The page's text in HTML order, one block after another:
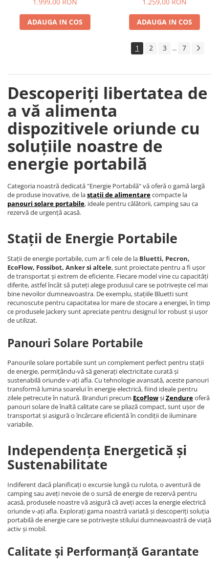
ADAUGA IN COS ADAUGA IN COS
1 2 3 ... 7
Descoperiți libertatea de
a vă alimenta
dispozitivele oriunde cu
soluțiile noastre de
energie portabilă
Categoria noastră dedicată "Energie Portabilă" vă oferă o gamă largă
de produse inovative, de lastații de alimentarecompacte la
panouri solare portabile, ideale pentru călătorii, camping sau ca
rezervă de urgență acasă.
Stații de Energie Portabile
Stații de energie portabile, cum ar fi cele de la Bluetti, Pecron,
EcoFlow, Fossibot, Anker si altele, sunt proiectate pentru a fi ușor
de transportat și extrem de eficiente. Fiecare model vine cu capacități
diferite, astfel încât să puteți alege produsul care se potrivește cel mai
bine nevoilor dumneavoastra. De exemplu, stațiile Bluetti sunt
recunoscute pentru capacitatea lor mare de stocare a energiei, în timp
ce produsele Jackery sunt apreciate pentru designul lor robust și ușor
de utilizat.
Panouri Solare Portabile
Panourile solare portabile sunt un complement perfect pentru stații
de energie, permițându-vă să generați electricitate curată și
sustenabilă oriunde v-ați afla. Cu tehnologie avansată, aceste panouri
transformă lumina soarelui în energie electrică, fiind ideale pentru
zilele petrecute în natură. Branduri precum EcoFlowșiZendureoferă
panouri solare de înaltă calitate care se pliază compact, sunt ușor de
transportat și asigură o încărcare eficientă în condiții de iluminare
variabile.
Independența Energetică și
Sustenabilitate
Indiferent dacă planificați o excursie lungă cu rulota, o aventură de
camping sau aveți nevoie de o sursă de energie de rezervă pentru
acasă, produsele noastre vă asigură că aveți acces la energie electrică
oriunde v-ați afla. Explorați gama noastră variată și descoperiți soluția
portabilă de energie care se potrivește stilului dumneavoastră de viață
activ și mobil.
Calitate și Performanță Garantate